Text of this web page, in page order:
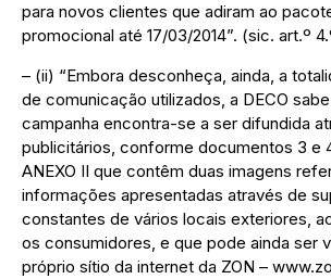
para novos clientes que adiram ao
promocional até 17/03/2014”. (sic. art.º
– (ii) “Embora desconheça, ainda, a
de comunicação utilizados, a DECO
campanha encontra-se a ser difundida
publicitários, conforme documentos 3 e
ANEXO II que contêm duas imagens
informações apresentadas através de
constantes de vários locais exteriores,
os consumidores, e que pode ainda ser
próprio sítio da internet da ZON –